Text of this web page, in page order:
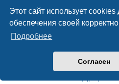
Этот сайт использует cookies
обеспечения своей
Подробнее
Согласен
необходимо ввести ваше имя
программное обеспечение phpBB
вашей учётной записи.
Создано на основеphpBB®
Русская